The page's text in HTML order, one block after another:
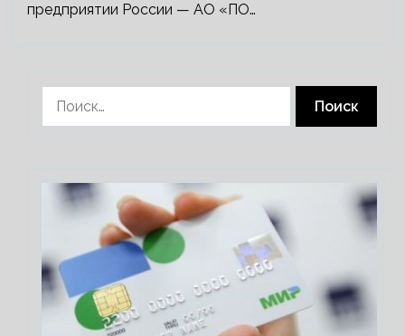
предприятии России — АО «ПО…